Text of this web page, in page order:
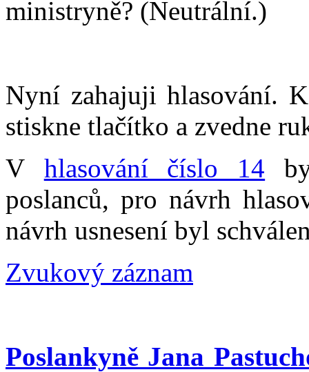
ministryně? (Neutrální.)
Nyní zahajuji hlasování.
stiskne tlačítko a zvedne
V hlasování číslo 14
poslanců, pro návrh
návrh usnesení byl
Zvukový záznam
Poslankyně Jana